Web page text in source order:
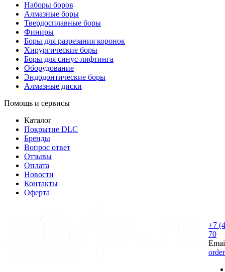
Наборы боров
Алмазные боры
Твердосплавные боры
Финиры
Боры для разрезания коронок
Хирургические боры
Боры для синус-лифтинга
Оборудование
Эндодонтические боры
Алмазные диски
Помощь и сервисы
Каталог
Покрытие DLC
Бренды
Вопрос ответ
Отзывы
Оплата
Новости
Контакты
Оферта
+7
70